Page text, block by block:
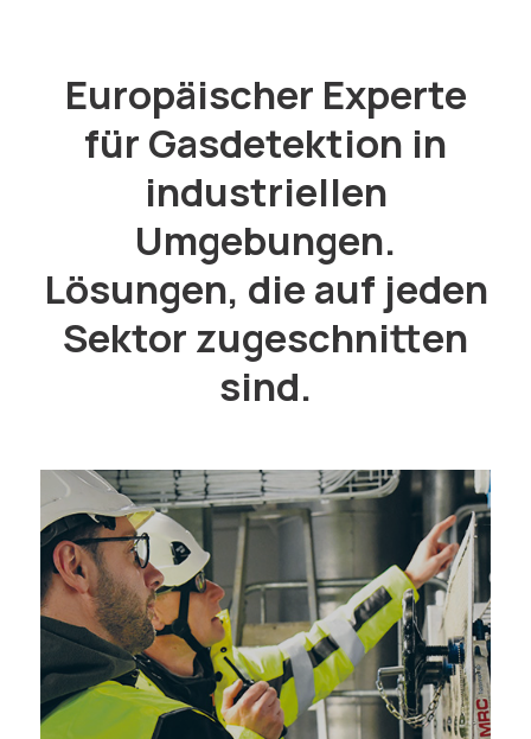
Europäischer Experte
für Gasdetektion in
industriellen
Umgebungen.
Lösungen, die auf jeden
Sektor zugeschnitten
sind.